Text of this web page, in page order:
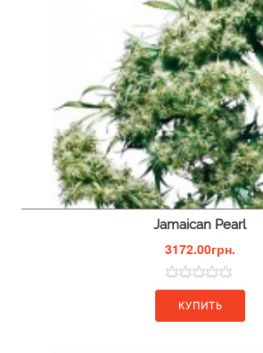
Jamaican Pearl
3172.00грн.
КУПИТЬ